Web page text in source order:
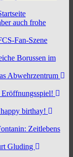
auch frohe
Fan-Szene
Borussen im
Abwehrzentrum
birthay!
Zeitlebens
Gluding